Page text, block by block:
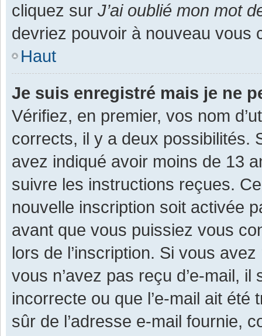
cliquez sur J’ai oublié mon mot
devriez pouvoir à nouveau vous
Haut
Je suis enregistré mais je ne
Vérifiez, en premier, vos nom
corrects, il y a deux possibilités.
avez indiqué avoir moins de 13
suivre les instructions reçues.
nouvelle inscription soit activée
avant que vous puissiez vous
lors de l’inscription. Si vous
vous n’avez pas reçu d’e-mail,
incorrecte ou que l’e-mail ait
sûr de l’adresse e-mail fournie,